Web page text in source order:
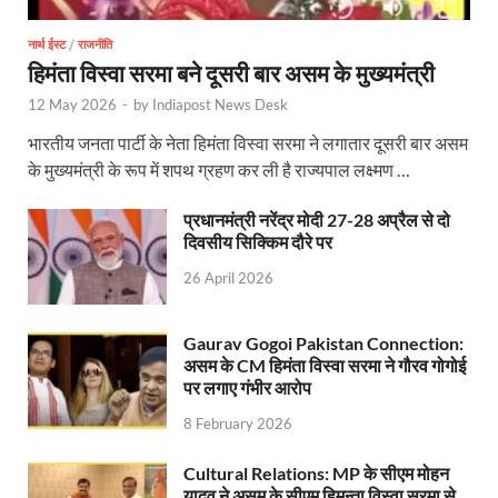
Jan-Jan Ki Sarkar: धामी मॉडल ने शासन को जनता के
Uttarakhandi Song Launch: मुख्यमंत्री ने पैंली-पैंली बार
Uttarkhand Development Project: मुख्यमंत्री ने
Aravalli Satyagraha Yatra: अरावली की रक्षा के लिए
Rhythm of the Universe: यशोभूमि में ‘रिदम ऑफ
Voter Mapping: मतदाता मैपिंग आसान बनाने के लिए
Rabri Devi Residence: रात के अंधेरे में खाली होने लगा
PM Modi Lucknow Visit… जब मंच से पीएम मोदी ने की
नार्थ ईस्ट/ राजनीति
हिमंता विस्वा सरमा बने दूसरी बार असम के मुख्यमंत्री
12 May 2026 - by Indiapost News Desk
भारतीय जनता पार्टी के नेता हिमंता विस्वा सरमा ने लगातार दूसरी बार असम
के मुख्यमंत्री के रूप में शपथ ग्रहण कर ली है राज्यपाल लक्ष्मण …
प्रधानमंत्री नरेंद्र मोदी 27-28 अप्रैल से दो
दिवसीय सिक्किम दौरे पर
26 April 2026
Gaurav Gogoi Pakistan Connection:
असम के CM हिमंता विस्वा सरमा ने गौरव गोगोई
पर लगाए गंभीर आरोप
8 February 2026
Cultural Relations: MP के सीएम मोहन